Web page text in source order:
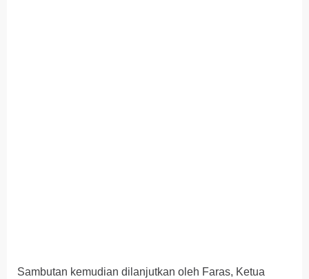
Sambutan kemudian dilanjutkan oleh Faras, Ketua